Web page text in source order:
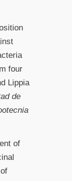
four
Lippia
de
of